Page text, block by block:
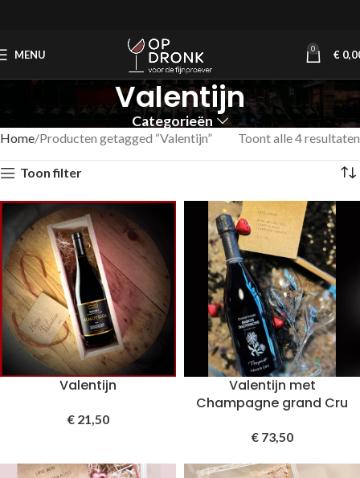
MENU 0 €
Valentijn
Categorieën
Home Producten getagged “Valentijn” Toont alle 4 resultaten
Toon filter
Valentijn
€21,50
Valentijn met
Champagne grand Cru
€73,50